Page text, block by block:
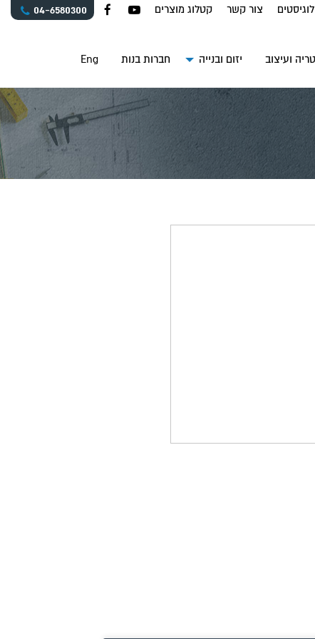
צור קשר קטלוג מוצרים 04-6580300
ועיצוב יזום ובנייה חברות בנות Eng